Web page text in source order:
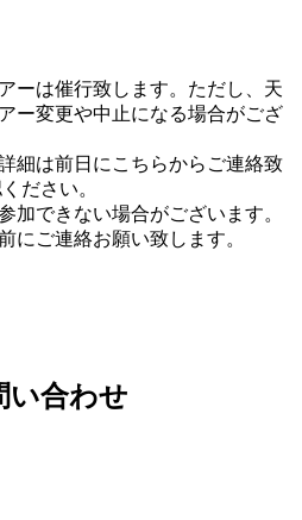
ーは催行致します。ただし、天
ー変更や中止になる場合がござ
細は前日にこちらからご連絡致
ださい。
加できない場合がございます。
にご連絡お願い致します。
い合わせ